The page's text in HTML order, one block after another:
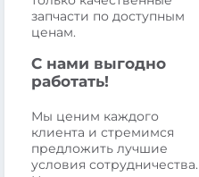
запчасти по доступным
ценам.
С нами выгодно
работать!
Мы ценим каждого
клиента и стремимся
предложить лучшие
условия сотрудничества.